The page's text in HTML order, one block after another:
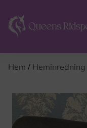
Hem / Heminredning